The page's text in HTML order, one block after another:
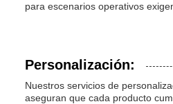
para escenarios operativos
Personalización:
Nuestros servicios de
aseguran que cada producto